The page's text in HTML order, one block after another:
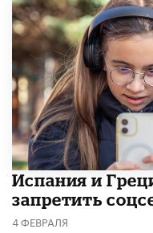
Испания и
запретить
4 ФЕВРАЛЯ